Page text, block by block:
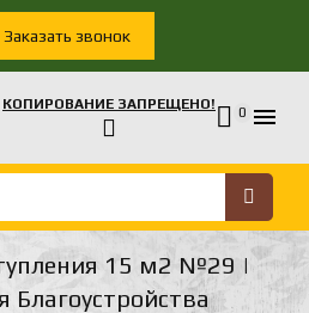
Заказать звонок
КОПИРОВАНИЕ ЗАПРЕЩЕНО! 0 
15 м2 №29 |
Благоустройства